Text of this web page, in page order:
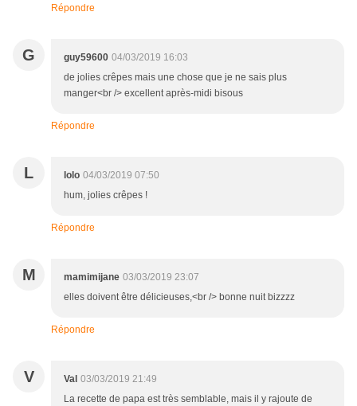
Répondre
G guy59600 04/03/2019 16:03
de jolies crêpes mais une chose que je ne sais plus
manger<br /> excellent après-midi bisous
Répondre
L lolo 04/03/2019 07:50
hum, jolies crêpes !
Répondre
M mamimijane 03/03/2019 23:07
elles doivent être délicieuses,<br /> bonne nuit bizzzz
Répondre
V Val 03/03/2019 21:49
La recette de papa est très semblable, mais il y rajoute de